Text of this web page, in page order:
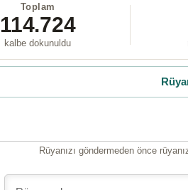
Toplam
114.724
kalbe dokunuldu
Rüyanızı göndermeden önce